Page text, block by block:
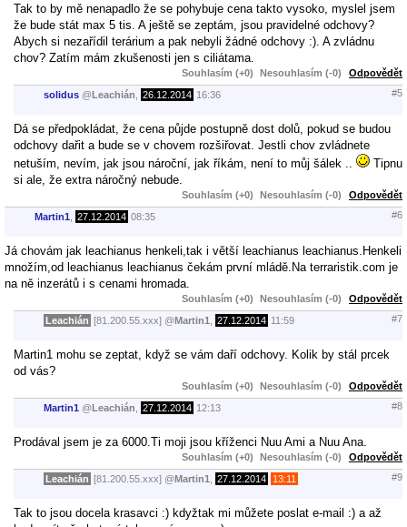
Tak to by mě nenapadlo že se pohybuje cena takto vysoko, myslel jsem
že bude stát max 5 tis. A ještě se zeptám, jsou pravidelné odchovy?
Abych si nezařídil terárium a pak nebyli žádné odchovy :). A zvládnu
chov? Zatím mám zkušenosti jen s ciliátama.
Souhlasím (+0) Nesouhlasím (-0) Odpovědět
solidus @Leachián 26.12.2014 16:36 #5
Dá se předpokládat, že cena půjde postupně dost dolů, pokud se budou
odchovy dařit a bude se v chovem rozšiřovat. Jestli chov zvládnete
netuším, nevím, jak jsou nároční, jak říkám, není to můj šálek ..
Tipnu
si ale, že extra náročný nebude.
Souhlasím (+0) Nesouhlasím (-0) Odpovědět
Martin1 27.12.2014 08:35 #6
Já chovám jak leachianus henkeli,tak i větší leachianus leachianus.Henkeli
množím,od leachianus leachianus čekám první mládě.Na terraristik.com je
na ně inzerátů i s cenami hromada.
Souhlasím (+0) Nesouhlasím (-0) Odpovědět
Leachián [81.200.55.xxx] @Martin1 27.12.2014 11:59 #7
Martin1 mohu se zeptat, když se vám daří odchovy. Kolik by stál prcek
od vás?
Souhlasím (+0) Nesouhlasím (-0) Odpovědět
Martin1 @Leachián 27.12.2014 12:13 #8
Prodával jsem je za 6000.Ti moji jsou kříženci Nuu Ami a Nuu Ana.
Souhlasím (+0) Nesouhlasím (-0) Odpovědět
Leachián [81.200.55.xxx] @Martin1 27.12.2014 13:11 #9
Tak to jsou docela krasavci :) kdyžtak mi můžete poslat e-mail :) a až